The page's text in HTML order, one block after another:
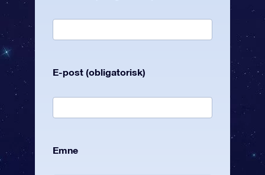
E-post (obligatorisk)
Emne